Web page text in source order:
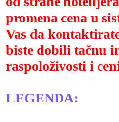
promena cena u
Vas da
biste dobili tačnu
raspoloživosti i
LEGENDA: